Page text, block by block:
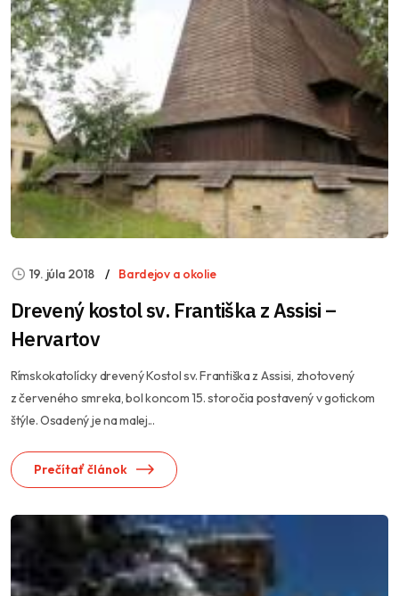
19. júla 2018 Bardejov a okolie
Drevený kostol sv. Františka z Assisi –
Hervartov
Rímskokatolícky drevený Kostol sv. Františka z Assisi, zhotovený
z červeného smreka, bol koncom 15. storočia postavený v gotickom
štýle. Osadený je na malej...
Prečítať článok